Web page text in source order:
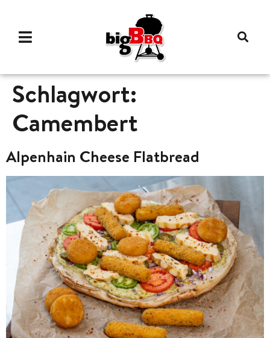
Schlagwort:
Camembert
Alpenhain Cheese Flatbread